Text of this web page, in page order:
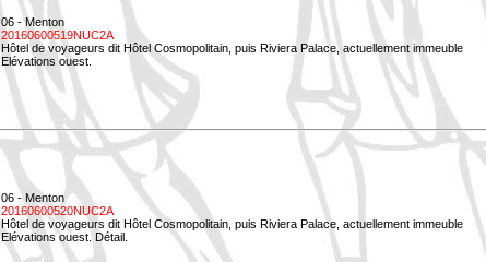
06 - Menton
20160600519NUC2A
Hôtel de voyageurs dit Hôtel Cosmopolitain, puis Riviera Palace, actuellement immeuble
Elévations ouest.
06 - Menton
20160600520NUC2A
Hôtel de voyageurs dit Hôtel Cosmopolitain, puis Riviera Palace, actuellement immeuble
Elévations ouest. Détail.